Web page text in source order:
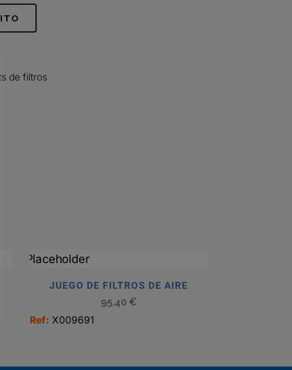
de filtros
JUEGO DE FILTROS DE AIRE
95,40 €
Ref: X009691